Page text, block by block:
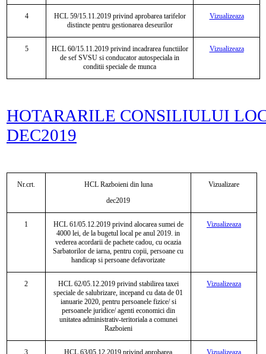
4 HCL 59/15.11.2019 privind aprobarea tarifelor
distincte pentru gestionarea deseurilor
Vizualizeaza
5 HCL 60/15.11.2019 privind incadrarea functiilor
de sef SVSU si conducator autospeciala in
conditii speciale de munca
Vizualizeaza
HOTARARILE CONSILIULUI
DEC2019
Nr.crt.
HCL Razboieni din luna
dec2019
Vizualizare
1 HCL 61/05.12.2019 privind alocarea sumei de
4000 lei, de la bugetul local pe anul 2019. in
vederea acordarii de pachete cadou, cu ocazia
Sarbatorilor de iarna, pentru copii, persoane cu
handicap si persoane defavorizate
Vizualizeaza
2 HCL 62/05.12.2019 privind stabilirea taxei
speciale de salubrizare, incepand cu data de 01
ianuarie 2020, pentru persoanele fizice/ si
persoanele juridice/ agenti economici din
unitatea administrativ-teritoriala a comunei
Razboieni
Vizualizeaza
3 HCL 63/05.12.2019 privind aprobarea
Vizualizeaza